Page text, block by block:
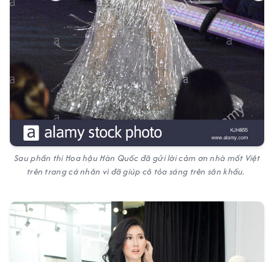
Sau phần thi Hoa hậu Hàn Quốc đã gửi lời cảm ơn nhà mốt Việt
trên trang cá nhân vì đã giúp cô tỏa sáng trên sân khấu.